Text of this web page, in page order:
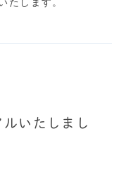
いたしまし